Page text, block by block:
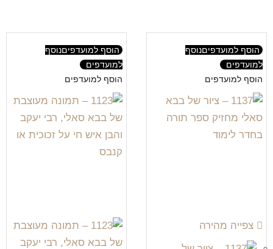
הוסף למועדפיםנוסף
למועדפים
הוסף למועדפים
צפייה מהירה
הוסף למועדפיםנוסף
למועדפים
הוסף למועדפים